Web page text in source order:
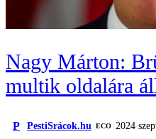
Nagy Márton:
multik oldalára
P PestiSrácok.hu ECO
2024